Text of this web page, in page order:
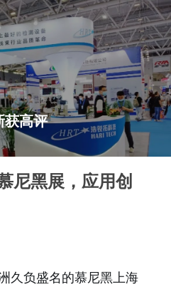
获高评
尼黑展，应用创
久负盛名的慕尼黑上海